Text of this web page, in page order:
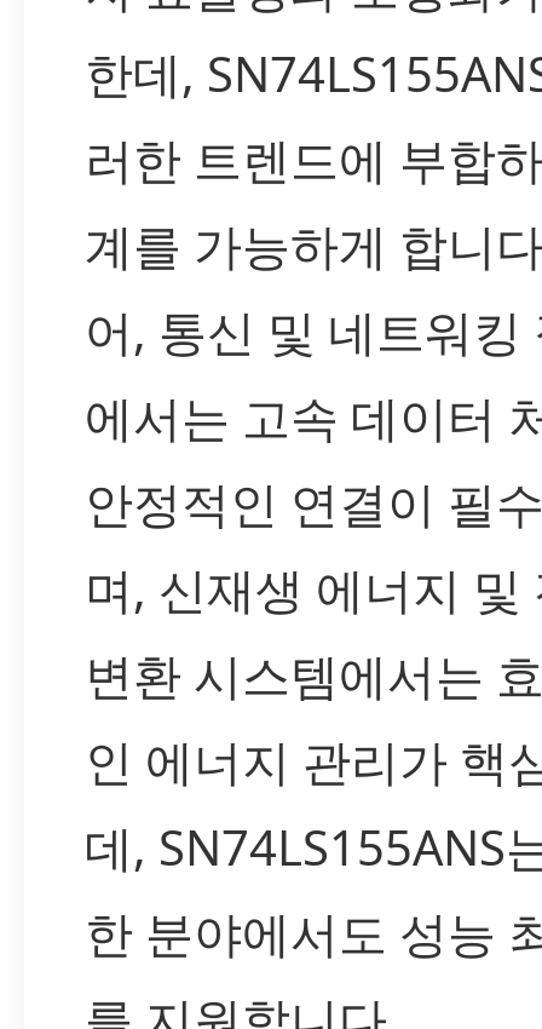
한데,
러한 트렌드에 부합
계를 가능하게 합니
어, 통신 및 네트워킹
에서는 고속 데이터
안정적인 연결이 필
며, 신재생 에너지 및
변환 시스템에서는
인 에너지 관리가 핵
데, SN74LS155ANS
한 분야에서도 성능